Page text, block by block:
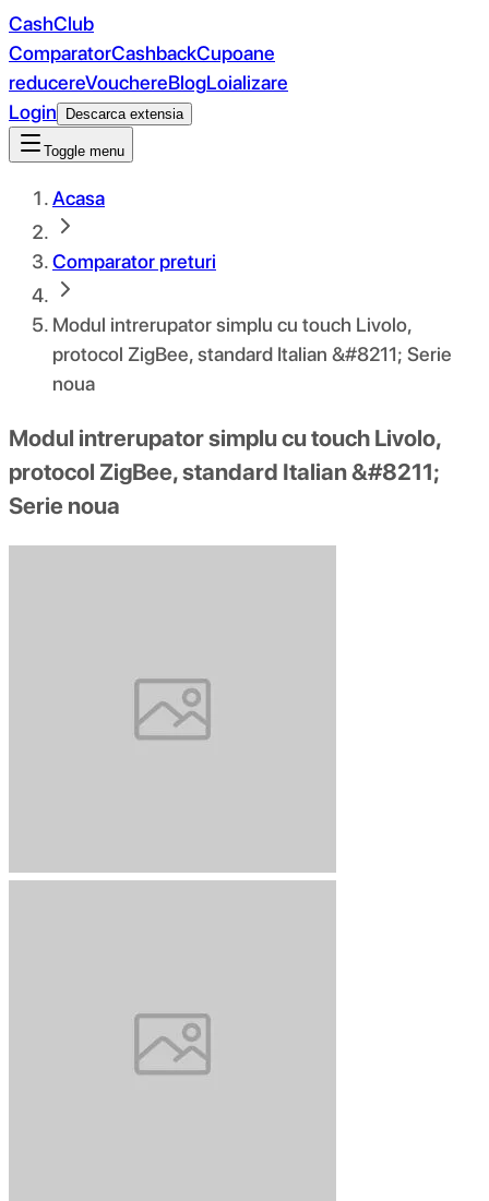
CashClub
ComparatorCashbackCupoane
reducereVouchereBlogLoializare
Login
Descarca extensia
Toggle menu
Acasa
Comparator preturi
Modul intrerupator simplu cu touch Livolo,
protocol ZigBee, standard Italian &#8211; Serie
noua
Modul intrerupator simplu cu touch Livolo,
protocol ZigBee, standard Italian &#8211;
Serie noua